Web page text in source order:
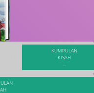
KUMPULAN
KISAH
...